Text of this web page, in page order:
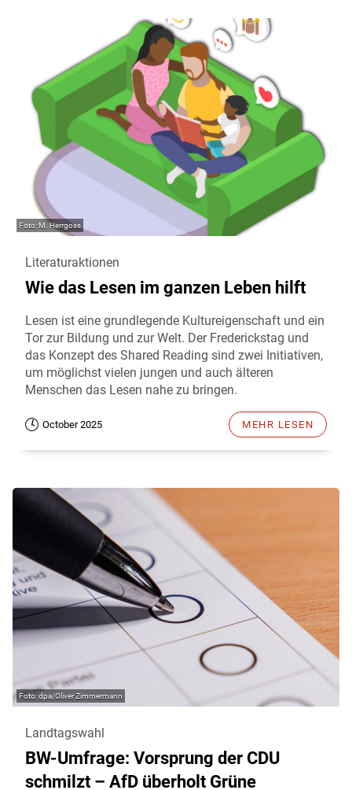
M. Herrgoss
Literaturaktionen
Wie das Lesen im ganzen Leben hilft
Lesen ist eine grundlegende Kultureigenschaft und ein
Tor zur Bildung und zur Welt. Der Frederickstag und
das Konzept des Shared Reading sind zwei Initiativen,
um möglichst vielen jungen und auch älteren
Menschen das Lesen nahe zu bringen.
October 2025 MEHR LESEN
dpa/Oliver Zimmermann
Landtagswahl
BW-Umfrage: Vorsprung der CDU
schmilzt – AfD überholt Grüne